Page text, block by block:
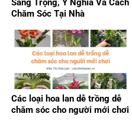
Sang Trọng, Ý Nghĩa Và Cách
Chăm Sóc Tại Nhà
Các loại hoa lan dễ trồng dễ
chăm sóc cho người mới chơi